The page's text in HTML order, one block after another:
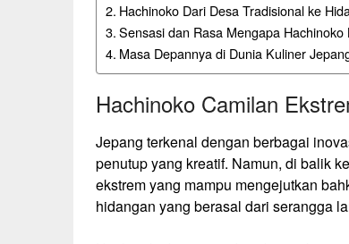
Hachinoko Dari Desa Tradisional ke
Sensasi dan Rasa Mengapa
Masa Depannya di Dunia Kuliner
Hachinoko Camilan
Jepang terkenal dengan berbagai
penutup yang kreatif. Namun, di balik
ekstrem yang mampu mengejutkan
hidangan yang berasal dari serangga